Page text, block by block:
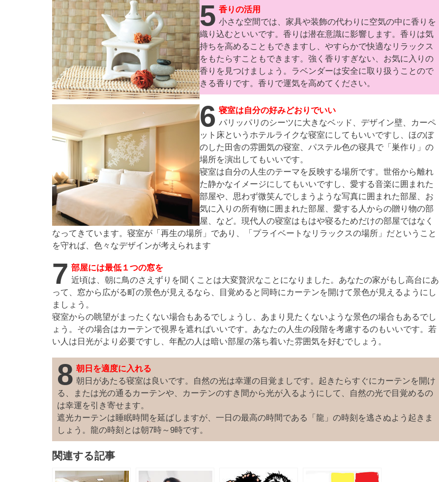
5 香りの活用
小さな空間では、家具や装飾の代わりに空気の中に香りを
織り込むといいです。香りは潜在意識に影響します。香りは気
持ちを高めることもできますし、やすらかで快適なリラックス
をもたらすこともできます。強く香りすぎない、お気に入りの
香りを見つけましょう。ラベンダーは安全に取り扱うことので
きる香りです。香りで運気を高めてください。
6 寝室は自分の好みどおりでいい
パリッパリのシーツに大きなベッド、デザイン壁、カーペ
ット床というホテルライクな寝室にしてもいいですし、ほのぼ
のした田舎の雰囲気の寝室、パステル色の寝具で「巣作り」の
場所を演出してもいいです。
寝室は自分の人生のテーマを反映する場所です。世俗から離れ
た静かなイメージにしてもいいですし、愛する音楽に囲まれた
部屋や、思わず微笑んでしまうような写真に囲まれた部屋、お
気に入りの所有物に囲まれた部屋、愛する人からの贈り物の部
屋、など。現代人の寝室はもはや寝るためだけの部屋ではなく
なってきています。寝室が「再生の場所」であり、「プライベートなリラックスの場所」だということ
を守れば、色々なデザインが考えられます
7 部屋には最低１つの窓を
近頃は、朝に鳥のさえずりを聞くことは大変贅沢なことになりました。あなたの家がもし高台にあ
って、窓から広がる町の景色が見えるなら、目覚めると同時にカーテンを開けて景色が見えるようにし
ましょう。
寝室からの眺望がまったくない場合もあるでしょうし、あまり見たくないような景色の場合もあるでし
ょう。その場合はカーテンで視界を遮ればいいです。あなたの人生の段階を考慮するのもいいです。若
い人は日光がより必要ですし、年配の人は暗い部屋の落ち着いた雰囲気を好むでしょう。
8 朝日を適度に入れる
朝日があたる寝室は良いです。自然の光は幸運の目覚ましです。起きたらすぐにカーテンを開け
る、または光の通るカーテンや、カーテンのすき間から光が入るようにして、自然の光で目覚めるの
は幸運を引き寄せます。
遮光カーテンは睡眠時間を延ばしますが、一日の最高の時間である「龍」の時刻を逃さぬよう起きま
しょう。龍の時刻とは朝7時～9時です。
関連する記事